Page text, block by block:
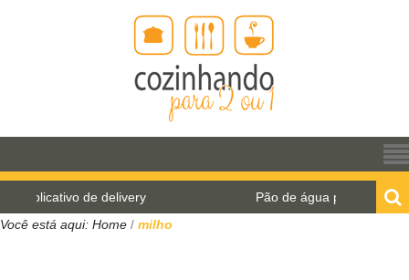
Pão de água para o World Bread Day 2021
Você está aqui: Home / milho